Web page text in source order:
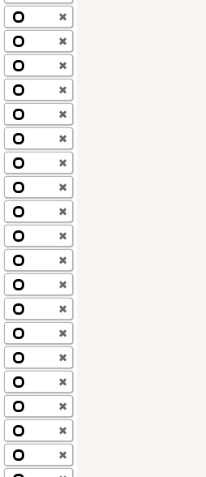
✖
✖
✖
✖
✖
✖
✖
✖
✖
✖
✖
✖
✖
✖
✖
✖
✖
✖
✖